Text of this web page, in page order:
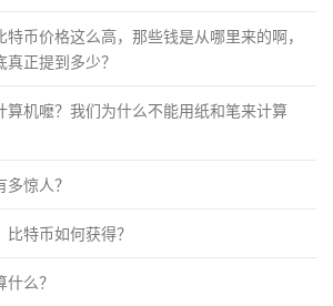
币价格这么高，那些钱是从哪里来的啊，
正提到多少？
算机嚒？我们为什么不能用纸和笔来计算
惊人？
特币如何获得？
么？